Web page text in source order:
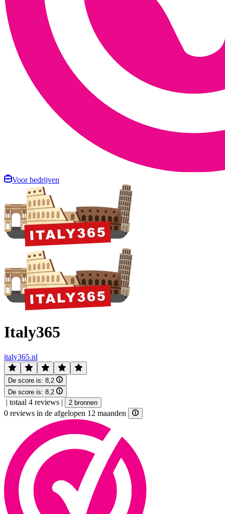
Voor bedrijven
Italy365
italy365.nl
De score is: 8,2
De score is: 8,2
| totaal 4 reviews | 2 bronnen
0 reviews in de afgelopen 12 maanden